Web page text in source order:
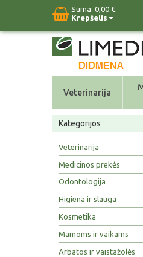
Suma: 0,00 €
Krepšelis
Veterinarija
Kategorijos
Veterinarija
Medicinos prekės
Odontologija
Higiena ir slauga
Kosmetika
Mamoms ir vaikams
Arbatos ir vaistažolės